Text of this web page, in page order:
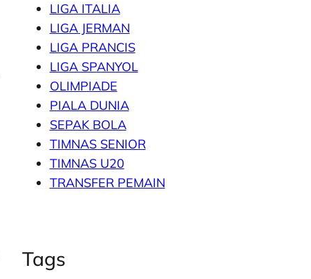
LIGA ITALIA
LIGA JERMAN
LIGA PRANCIS
LIGA SPANYOL
OLIMPIADE
PIALA DUNIA
SEPAK BOLA
TIMNAS SENIOR
TIMNAS U20
TRANSFER PEMAIN
Tags